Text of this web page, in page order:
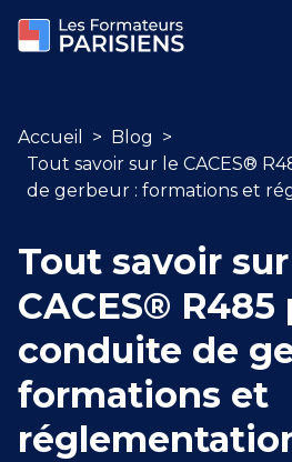
Accueil > Blog >
Tout savoir sur le CACES®
de gerbeur : formations et
Tout savoir
CACES® R485
conduite de
formations et